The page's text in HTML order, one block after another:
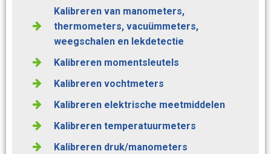
Kalibreren van manometers,
thermometers, vacuümmeters,
weegschalen en lekdetectie
Kalibreren momentsleutels
Kalibreren vochtmeters
Kalibreren elektrische meetmiddelen
Kalibreren temperatuurmeters
Kalibreren druk/manometers